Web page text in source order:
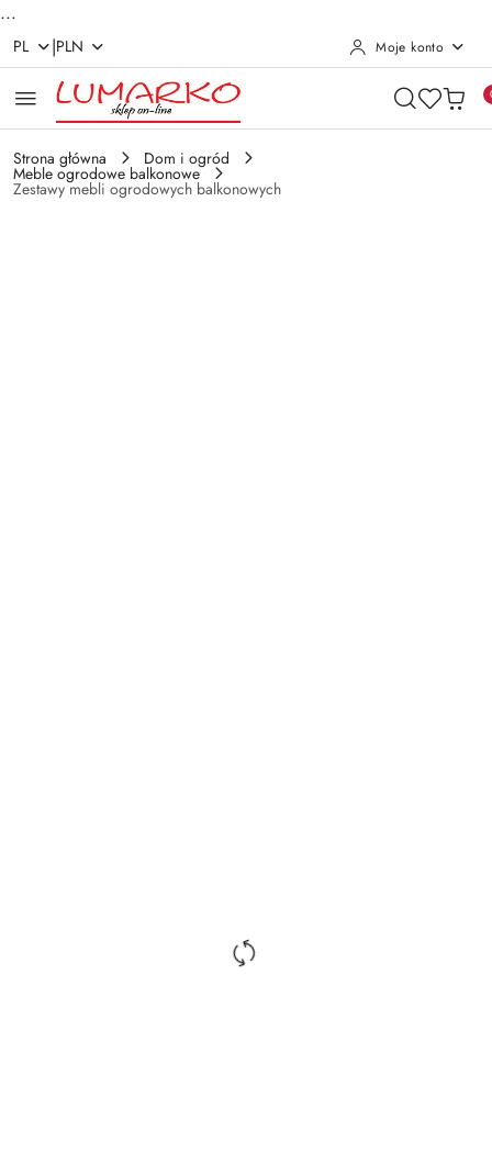
...
Przejdź do treści głównej
Przejdź do wyszukiwarki
Przejdź do moje konto
Przejdź do menu głównego
Przejdź do opisu produktu
Przejdź do stopki
PL |PLN Moje konto
Strona główna Dom i ogród
Meble ogrodowe balkonowe
Zestawy mebli ogrodowych balkonowych